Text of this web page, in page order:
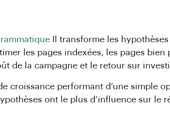
Il transforme les
les pages indexées, les pages
de la campagne et le retour sur
croissance performant d’une simple
ont le plus d’influence sur le